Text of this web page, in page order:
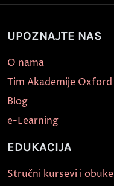
UPOZNAJTE NAS
O nama
Tim Akademije Oxford
Blog
e-Learning
EDUKACIJA
Stručni kursevi i obuke